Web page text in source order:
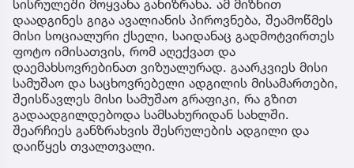
სისრულეში მოყვანა განიზრახა. ამ მიზნით
დაადგინეს გიგა ავალიანის პიროვნება, შეამოწმეს
მისი სოციალური ქსელი, საიდანაც გადმოტვირთეს
ფოტო იმისათვის, რომ აღექვათ და
დაემახსოვრებინათ ვიზუალურად. გაარკვიეს მისი
სამუშაო და საცხოვრებელი ადგილის მისამართები,
შეისწავლეს მისი სამუშაო გრაფიკი, რა გზით
გადაადგილდებოდა სამსახურიდან სახლში.
შეარჩიეს განზრახვის შესრულების ადგილი და
დაიწყეს თვალთვალი.